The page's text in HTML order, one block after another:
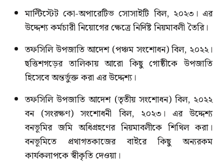
মাল্টিস্টেট কো-অপারেটিভ সোসাইটি বিল, ২০২৩। এর
উদ্দেশ্য কর্মচারী নিয়োগের ক্ষেত্রে নির্দিষ্ট নিয়মাবলী তৈরি।
তফসিলি উপজাতি আদেশ (পঞ্চম সংশোধন) বিল, ২০২২।
ছত্তিশগড়ের তালিকায় আরো কিছু গোষ্ঠীকে উপজাতি
হিসেবে অন্তর্ভুক্ত করা এর উদ্দেশ্য।
তফসিলি উপজাতি আদেশ (তৃতীয় সংশোধন) বিল, ২০২২
বন (সংরক্ষণ) সংশোধনী বিল, ২০২৩। এর উদ্দেশ্য
বনভূমির জমি অধিগ্রহণের নিয়মাবলীকে শিথিল করা।
বনভূমিতে প্রথাগতকাজের বাইরে কিছু অন্যরকম
কার্যকলাপকে স্বীকৃতি দেওয়া।